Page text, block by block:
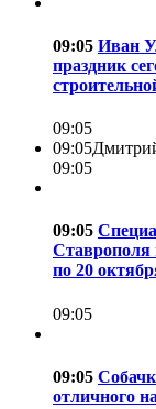
09:05 Иван
праздник
09:05
09:05
09:05
09:05
Ставрополя
по 20
09:05
09:05
отличного